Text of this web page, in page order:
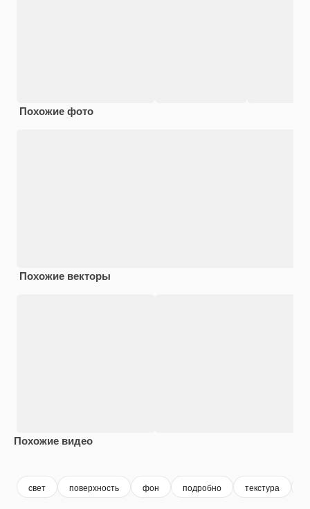
Похожие фото
Похожие векторы
Похожие видео
свет поверхность фон подробно текстура